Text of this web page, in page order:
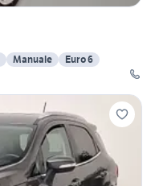
Manuale
Euro 6